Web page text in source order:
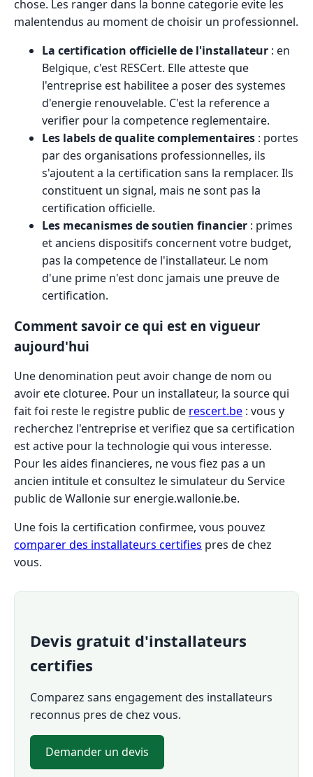
chose. Les ranger dans la bonne categorie evite les
malentendus au moment de choisir un professionnel.
La certification officielle de l'installateur : en
Belgique, c'est RESCert. Elle atteste que
l'entreprise est habilitee a poser des systemes
d'energie renouvelable. C'est la reference a
verifier pour la competence reglementaire.
Les labels de qualite complementaires : portes
par des organisations professionnelles, ils
s'ajoutent a la certification sans la remplacer. Ils
constituent un signal, mais ne sont pas la
certification officielle.
Les mecanismes de soutien financier : primes
et anciens dispositifs concernent votre budget,
pas la competence de l'installateur. Le nom
d'une prime n'est donc jamais une preuve de
certification.
Comment savoir ce qui est en vigueur
aujourd'hui
Une denomination peut avoir change de nom ou
avoir ete cloturee. Pour un installateur, la source qui
fait foi reste le registre public de rescert.be : vous y
recherchez l'entreprise et verifiez que sa certification
est active pour la technologie qui vous interesse.
Pour les aides financieres, ne vous fiez pas a un
ancien intitule et consultez le simulateur du Service
public de Wallonie sur energie.wallonie.be.
Une fois la certification confirmee, vous pouvez
comparer des installateurs certifies pres de chez
vous.
Devis gratuit d'installateurs
certifies
Comparez sans engagement des installateurs
reconnus pres de chez vous.
Demander un devis